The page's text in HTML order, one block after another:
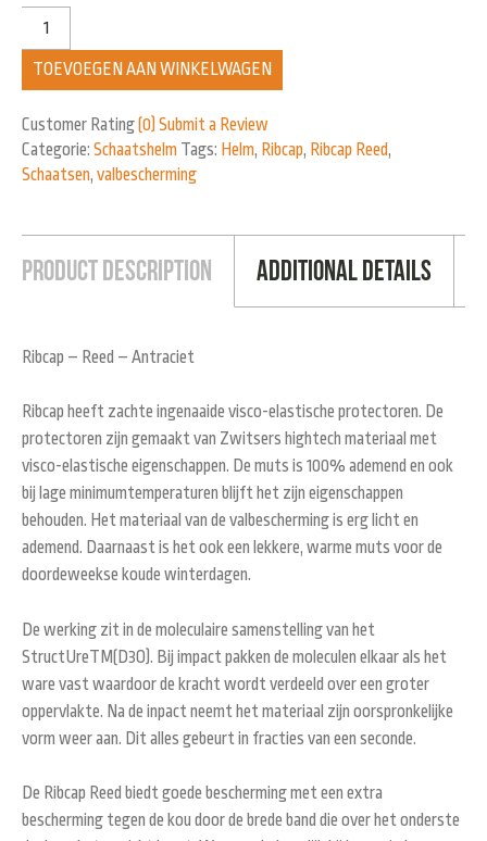
TOEVOEGEN AAN WINKELWAGEN
Customer Rating(0) Submit a Review
Categorie: Schaatshelm Tags: Helm, Ribcap, Ribcap Reed,
Schaatsen, valbescherming
Product Description Additional Details
Ribcap – Reed – Antraciet
Ribcap heeft zachte ingenaaide visco-elastische protectoren. De
protectoren zijn gemaakt van Zwitsers hightech materiaal met
visco-elastische eigenschappen. De muts is 100% ademend en ook
bij lage minimumtemperaturen blijft het zijn eigenschappen
behouden. Het materiaal van de valbescherming is erg licht en
ademend. Daarnaast is het ook een lekkere, warme muts voor de
doordeweekse koude winterdagen.
De werking zit in de moleculaire samenstelling van het
StructUreTM(D3O). Bij impact pakken de moleculen elkaar als het
ware vast waardoor de kracht wordt verdeeld over een groter
oppervlakte. Na de inpact neemt het materiaal zijn oorspronkelijke
vorm weer aan. Dit alles gebeurt in fracties van een seconde.
De Ribcap Reed biedt goede bescherming met een extra
bescherming tegen de kou door de brede band die over het onderste